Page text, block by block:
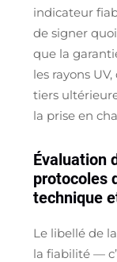
indicateur
de signer
que la
les rayons
tiers
la prise en
Évaluation
protocoles
technique
Le libellé de
la fiabilité —